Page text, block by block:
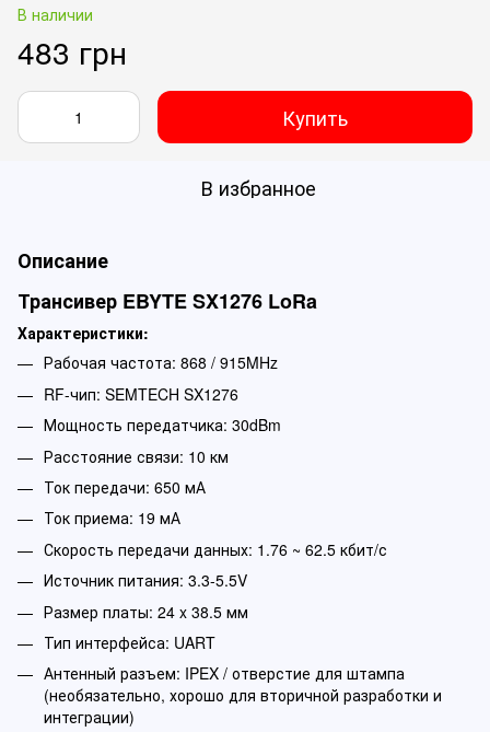
В наличии
483 грн
Купить
В избранное
Описание
Трансивер EBYTE SX1276 LoRa
Характеристики:
Рабочая частота: 868 / 915MHz
RF-чип: SEMTECH SX1276
Мощность передатчика: 30dBm
Расстояние связи: 10 км
Ток передачи: 650 мА
Ток приема: 19 мА
Скорость передачи данных: 1.76 ~ 62.5 кбит/с
Источник питания: 3.3-5.5V
Размер платы: 24 x 38.5 мм
Тип интерфейса: UART
Антенный разъем: IPEX / отверстие для штампа
(необязательно, хорошо для вторичной разработки и
интеграции)